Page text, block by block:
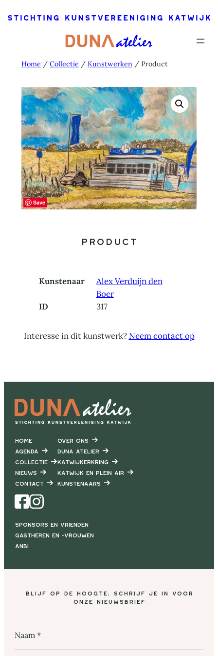
naar
Home / Collectie / Kunstwerken/ Product
Save
Product
Kunstenaar
Alex Verduijn den
Boer
ID
317
Interesse in dit kunstwerk? Neem contact op
Home
Agenda
Collectie
Nieuws
Contact
Facebook Instagram
Over ons
DUNA Atelier
Katwijkerkring
Katwijk en Plein air
Kunstenaars
Sponsors en vrienden
Gastheren en -vrouwen
ANBI
Blijf op de hoogte, schrijf je in voor
onze nieuwsbrief
Naam*